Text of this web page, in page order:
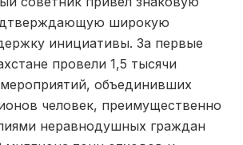
широкую
инициативы. За первые
провели 1,5 тысячи
мероприятий, объединивших
человек, преимущественно
неравнодушных граждан